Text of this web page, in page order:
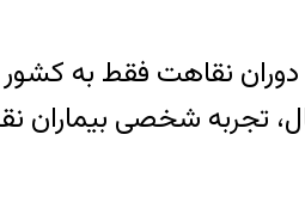
دوران نقاهت فقط به
تجربه شخصی